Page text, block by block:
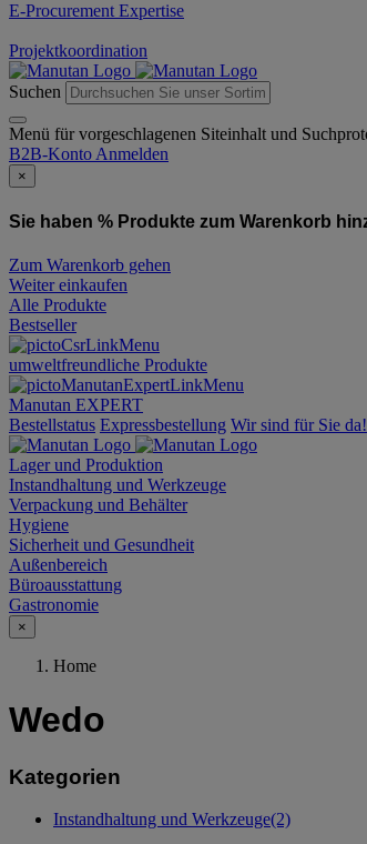
E-Procurement Expertise
Projektkoordination
Suchen
Menü für vorgeschlagenen Siteinhalt und
B2B-Konto Anmelden
×
Sie haben % Produkte zum Warenkorb
Zum Warenkorb gehen
Weiter einkaufen
Alle Produkte
Bestseller
umweltfreundliche Produkte
Manutan EXPERT
Bestellstatus Expressbestellung Wir sind für Sie da!
Lager und Produktion
Instandhaltung und Werkzeuge
Verpackung und Behälter
Hygiene
Sicherheit und Gesundheit
Außenbereich
Büroausstattung
Gastronomie
×
Home
Wedo
Kategorien
Instandhaltung und Werkzeuge(2)